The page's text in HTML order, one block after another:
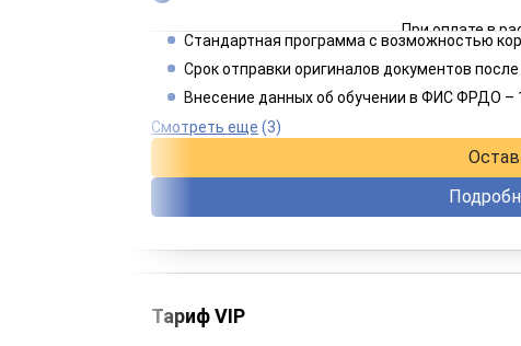
При оплате в
1 915
Стандартная программа с возможностью
Срок отправки оригиналов документов
Внесение данных об обучении в ФИС ФРДО
Смотреть еще (3)
Тариф VIP